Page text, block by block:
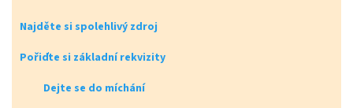
Najděte si spolehlivý zdroj
Pořiďte si základní rekvizity
Dejte se do míchání